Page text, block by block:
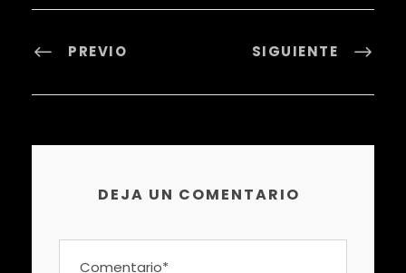
PREVIO SIGUIENTE
DEJA UN COMENTARIO